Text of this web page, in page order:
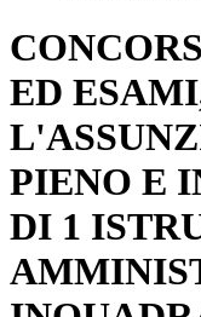
ED
PIENO E
DI 1